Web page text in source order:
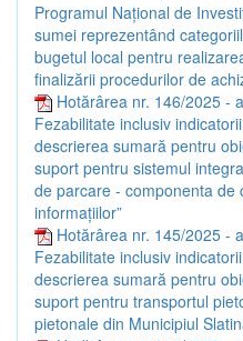
Programul Național de
sumei reprezentând
bugetul local pentru
finalizării procedurilor de
Hotărârea nr. 146/2025 -
Fezabilitate inclusiv
descrierea sumară pentru
suport pentru sistemul
de parcare - componenta de
informațiilor”
Hotărârea nr. 145/2025 -
Fezabilitate inclusiv
descrierea sumară pentru
suport pentru transportul
pietonale din Municipiul